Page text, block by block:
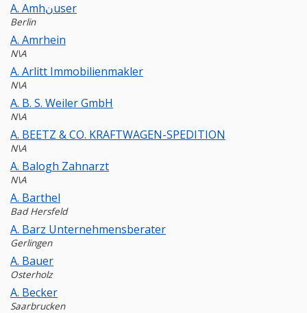
A. Amhنuser
Berlin
A. Amrhein
N\A
A. Arlitt Immobilienmakler
N\A
A. B. S. Weiler GmbH
N\A
A. BEETZ & CO. KRAFTWAGEN-SPEDITION
N\A
A. Balogh Zahnarzt
N\A
A. Barthel
Bad Hersfeld
A. Barz Unternehmensberater
Gerlingen
A. Bauer
Osterholz
A. Becker
Saarbrucken